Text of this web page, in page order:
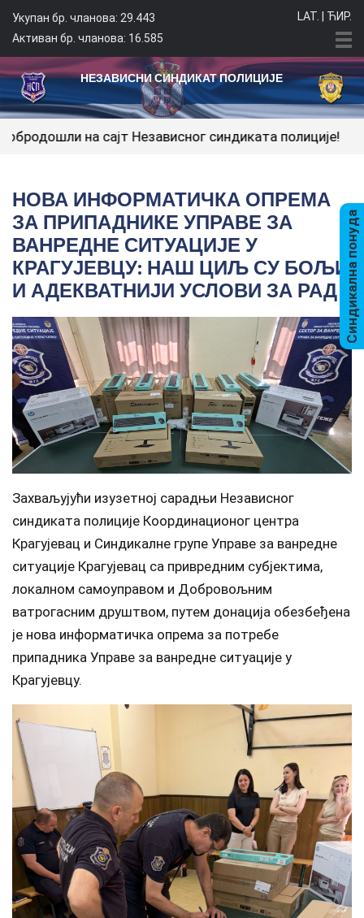
Синдикална понуда
Укупан бр. чланова: 29.443
Активан бр. чланова: 16.585
LAT. ЋИР.
НЕЗАВИСНИ СИНДИКАТ ПОЛИЦИЈЕ
сајт Независног синдиката полиције!
НОВА ИНФОРМАТИЧКА ОПРЕМА
ЗА ПРИПАДНИКЕ УПРАВЕ ЗА
ВАНРЕДНЕ СИТУАЦИЈЕ У
КРАГУЈЕВЦУ: НАШ ЦИЉ СУ БОЉИ
И АДЕКВАТНИЈИ УСЛОВИ ЗА РАД
Захваљујући изузетној сарадњи Независног
синдиката полиције Координационог центра
Крагујевац и Синдикалне групе Управе за ванредне
ситуације Крагујевац са привредним субјектима,
локалном самоуправом и Добровољним
ватрогасним друштвом, путем донација обезбеђена
је нова информатичка опрема за потребе
припадника Управе за ванредне ситуације у
Крагујевцу.